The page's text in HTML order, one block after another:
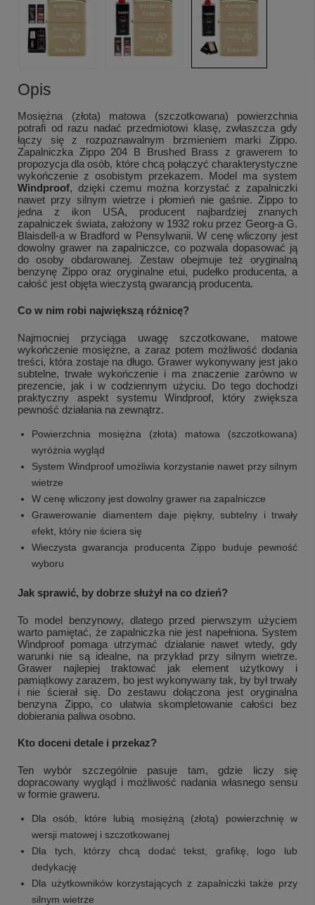
Opis
Mosiężna (złota) matowa (szczotkowana) powierzchnia
potrafi od razu nadać przedmiotowi klasę, zwłaszcza gdy
łączy się z rozpoznawalnym brzmieniem marki Zippo.
Zapalniczka Zippo 204 B Brushed Brass z grawerem to
propozycja dla osób, które chcą połączyć charakterystyczne
wykończenie z osobistym przekazem. Model ma system
Windproof, dzięki czemu można korzystać z zapalniczki
nawet przy silnym wietrze i płomień nie gaśnie. Zippo to
jedna z ikon USA, producent najbardziej znanych
zapalniczek świata, założony w 1932 roku przez Georg-a G.
Blaisdell-a w Bradford w Pensylwanii. W cenę wliczony jest
dowolny grawer na zapalniczce, co pozwala dopasować ją
do osoby obdarowanej. Zestaw obejmuje też oryginalną
benzynę Zippo oraz oryginalne etui, pudełko producenta, a
całość jest objęta wieczystą gwarancją producenta.
Co w nim robi największą różnicę?
Najmocniej przyciąga uwagę szczotkowane, matowe
wykończenie mosiężne, a zaraz potem możliwość dodania
treści, która zostaje na długo. Grawer wykonywany jest jako
subtelne, trwałe wykończenie i ma znaczenie zarówno w
prezencie, jak i w codziennym użyciu. Do tego dochodzi
praktyczny aspekt systemu Windproof, który zwiększa
pewność działania na zewnątrz.
Powierzchnia mosiężna (złota) matowa (szczotkowana)
wyróżnia wygląd
System Windproof umożliwia korzystanie nawet przy silnym
wietrze
W cenę wliczony jest dowolny grawer na zapalniczce
Grawerowanie diamentem daje piękny, subtelny i trwały
efekt, który nie ściera się
Wieczysta gwarancja producenta Zippo buduje pewność
wyboru
Jak sprawić, by dobrze służył na co dzień?
To model benzynowy, dlatego przed pierwszym użyciem
warto pamiętać, że zapalniczka nie jest napełniona. System
Windproof pomaga utrzymać działanie nawet wtedy, gdy
warunki nie są idealne, na przykład przy silnym wietrze.
Grawer najlepiej traktować jak element użytkowy i
pamiątkowy zarazem, bo jest wykonywany tak, by był trwały
i nie ścierał się. Do zestawu dołączona jest oryginalna
benzyna Zippo, co ułatwia skompletowanie całości bez
dobierania paliwa osobno.
Kto doceni detale i przekaz?
Ten wybór szczególnie pasuje tam, gdzie liczy się
dopracowany wygląd i możliwość nadania własnego sensu
w formie graweru.
Dla osób, które lubią mosiężną (złotą) powierzchnię w
wersji matowej i szczotkowanej
Dla tych, którzy chcą dodać tekst, grafikę, logo lub
dedykację
Dla użytkowników korzystających z zapalniczki także przy
silnym wietrze